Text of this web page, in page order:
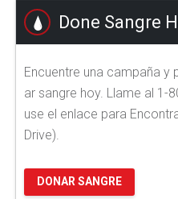
Done Sangre
Encuentre una campaña y
ar sangre hoy. Llame al 1-
use el enlace para
Drive).
DONAR SANGRE